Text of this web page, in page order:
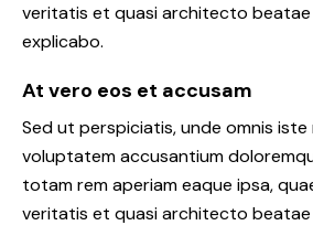
veritatis et quasi architecto
explicabo.
At vero eos et accusam
Sed ut perspiciatis, unde omnis
voluptatem accusantium
totam rem aperiam eaque ipsa,
veritatis et quasi architecto